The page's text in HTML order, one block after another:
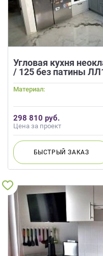
Угловая кухня
/ 125 без патины
Материал:
298 810 руб.
Цена за проект
БЫСТРЫЙЗАКАЗ